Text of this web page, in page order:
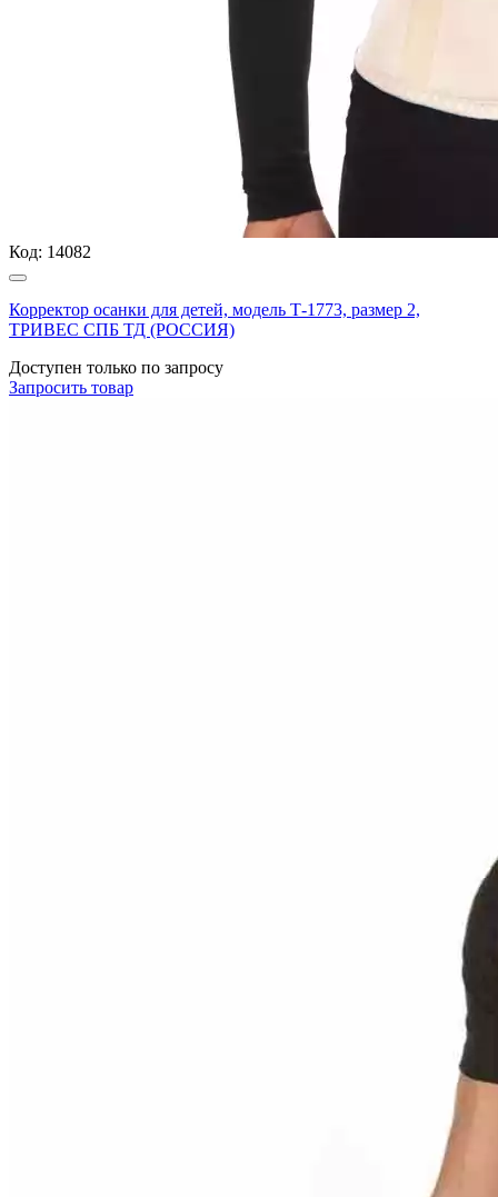
Код: 14082
Корректор осанки для детей, модель Т-1773, размер 2,
ТРИВЕС СПБ ТД (РОССИЯ)
Доступен только по запросу
Запросить товар